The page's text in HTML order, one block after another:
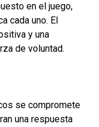
en el juego,
cada uno. El
y una
de voluntad.
se compromete
una respuesta